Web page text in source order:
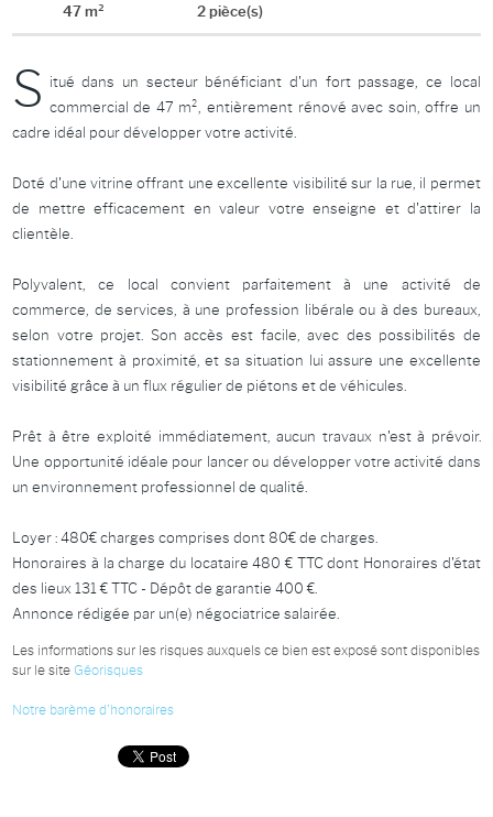
47 m² 2 pièce(s)
S itué dans un secteur bénéficiant d'un fort passage, ce local
commercial de 47 m², entièrement rénové avec soin, offre un
cadre idéal pour développer votre activité.
Doté d'une vitrine offrant une excellente visibilité sur la rue, il permet
de mettre efficacement en valeur votre enseigne et d'attirer la
clientèle.
Polyvalent, ce local convient parfaitement à une activité de
commerce, de services, à une profession libérale ou à des bureaux,
selon votre projet. Son accès est facile, avec des possibilités de
stationnement à proximité, et sa situation lui assure une excellente
visibilité grâce à un flux régulier de piétons et de véhicules.
Prêt à être exploité immédiatement, aucun travaux n'est à prévoir.
Une opportunité idéale pour lancer ou développer votre activité dans
un environnement professionnel de qualité.
Loyer : 480€ charges comprises dont 80€ de charges.
Honoraires à la charge du locataire 480 € TTC dont Honoraires d'état
des lieux 131 € TTC - Dépôt de garantie 400 €.
Annonce rédigée par un(e) négociatrice salairée.
Les informations sur les risques auxquels ce bien est exposé sont disponibles
sur le site Géorisques
Notre barème d'honoraires